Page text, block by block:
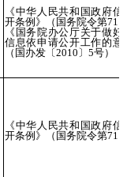
《中华人民共和国政府信
开条例》（国务院令第711
《国务院办公厅关于做好
信息依申请公开工作的意
（国办发〔2010〕5号）
《中华人民共和国政府信
开条例》（国务院令第711